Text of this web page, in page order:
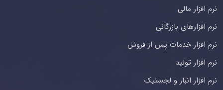
نرم افزار مالی
نرم افزارهای بازرگانی
نرم افزار خدمات پس از فروش
نرم افزار تولید
نرم افزار انبار و لجستیک